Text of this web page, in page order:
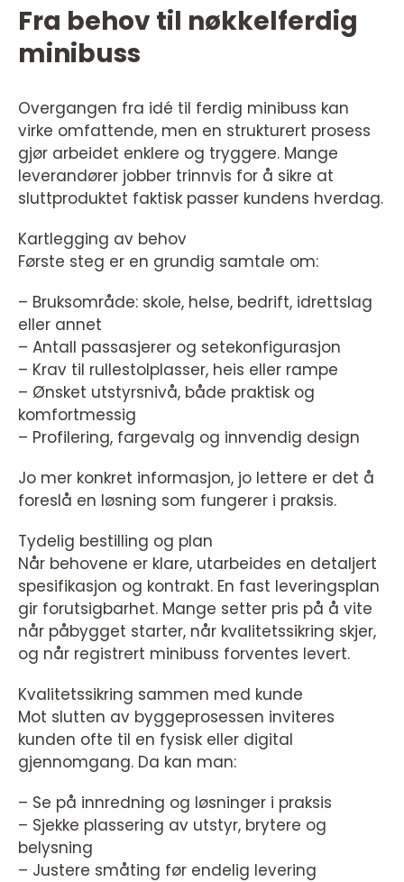
Fra behov til nøkkelferdig
minibuss
Overgangen fra idé til ferdig minibuss kan
virke omfattende, men en strukturert prosess
gjør arbeidet enklere og tryggere. Mange
leverandører jobber trinnvis for å sikre at
sluttproduktet faktisk passer kundens hverdag.
Kartlegging av behov
Første steg er en grundig samtale om:
– Bruksområde: skole, helse, bedrift, idrettslag
eller annet
– Antall passasjerer og setekonfigurasjon
– Krav til rullestolplasser, heis eller rampe
– Ønsket utstyrsnivå, både praktisk og
komfortmessig
– Profilering, fargevalg og innvendig design
Jo mer konkret informasjon, jo lettere er det å
foreslå en løsning som fungerer i praksis.
Tydelig bestilling og plan
Når behovene er klare, utarbeides en detaljert
spesifikasjon og kontrakt. En fast leveringsplan
gir forutsigbarhet. Mange setter pris på å vite
når påbygget starter, når kvalitetssikring skjer,
og når registrert minibuss forventes levert.
Kvalitetssikring sammen med kunde
Mot slutten av byggeprosessen inviteres
kunden ofte til en fysisk eller digital
gjennomgang. Da kan man:
– Se på innredning og løsninger i praksis
– Sjekke plassering av utstyr, brytere og
belysning
– Justere småting før endelig levering